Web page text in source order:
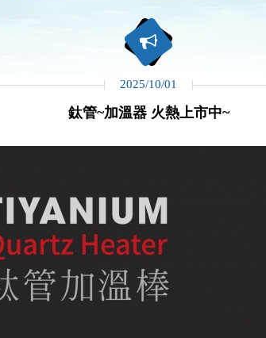
2025/10/01
鈦管~加溫器 火熱上市中~